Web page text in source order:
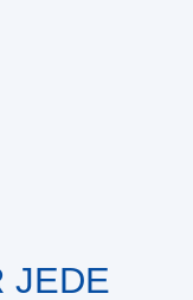
JEDE